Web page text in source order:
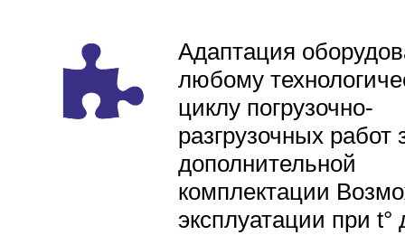
Адаптация
любому
циклу погрузочно-
разгрузочных работ
дополнительной
комплектации
эксплуатации при t°